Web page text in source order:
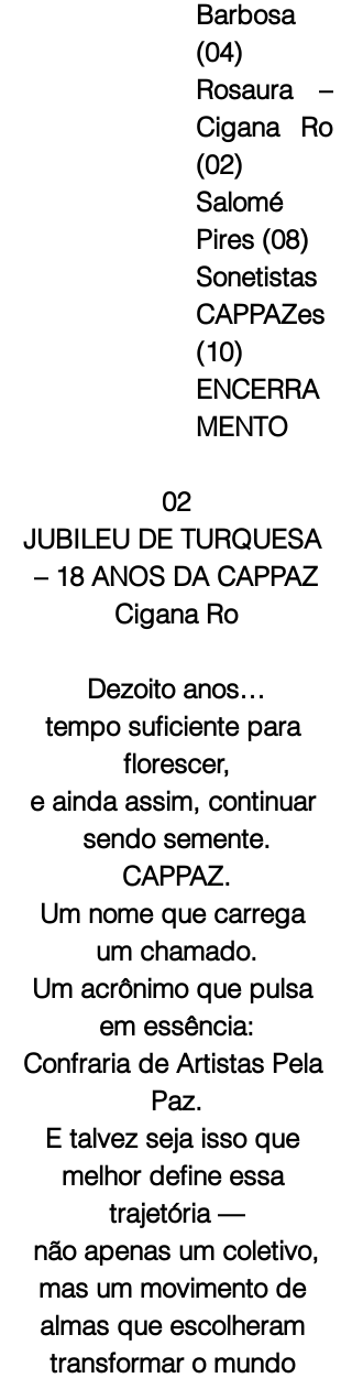
Barbosa
(04)
Rosaura –
Cigana Ro
(02)
Salomé
Pires (08)
Sonetistas
CAPPAZes
(10)
ENCERRA
MENTO
02
JUBILEU DE TURQUESA
– 18 ANOS DA CAPPAZ
Cigana Ro
Dezoito anos…
tempo suficiente para
florescer,
e ainda assim, continuar
sendo semente.
CAPPAZ.
Um nome que carrega
um chamado.
Um acrônimo que pulsa
em essência:
Confraria de Artistas Pela
Paz.
E talvez seja isso que
melhor define essa
trajetória —
não apenas um coletivo,
mas um movimento de
almas que escolheram
transformar o mundo